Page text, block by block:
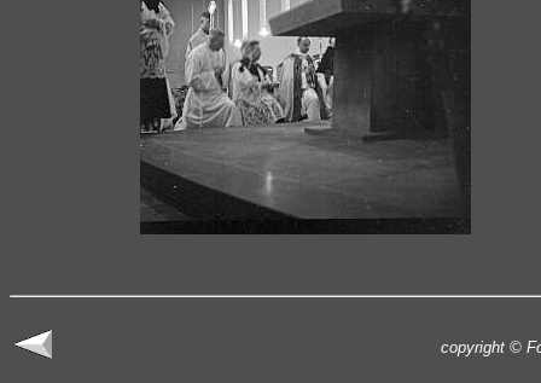
copyright ©